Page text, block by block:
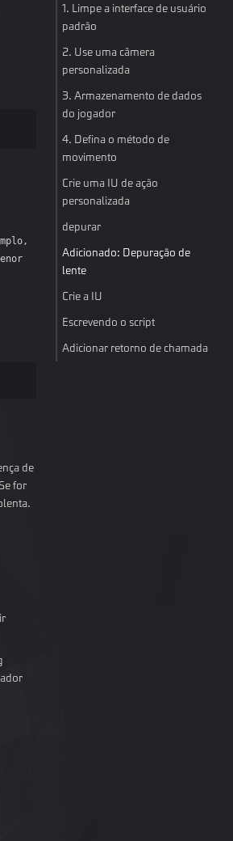
de
for
1. Limpe a interface de usuário
padrão
2. Use uma câmera
personalizada
3. Armazenamento de dados
do jogador
4. Defina o método de
movimento
Crie uma IU de ação
personalizada
depurar
Adicionado: Depuração de
lente
Crie a IU
Escrevendo o script
Adicionar retorno de chamada